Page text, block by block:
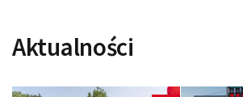
Aktualności